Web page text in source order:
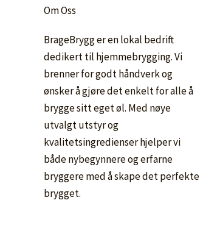
Om Oss
BrageBrygg er en lokal bedrift
dedikert til hjemmebrygging. Vi
brenner for godt håndverk og
ønsker å gjøre det enkelt for alle å
brygge sitt eget øl. Med nøye
utvalgt utstyr og
kvalitetsingredienser hjelper vi
både nybegynnere og erfarne
bryggere med å skape det perfekte
brygget.